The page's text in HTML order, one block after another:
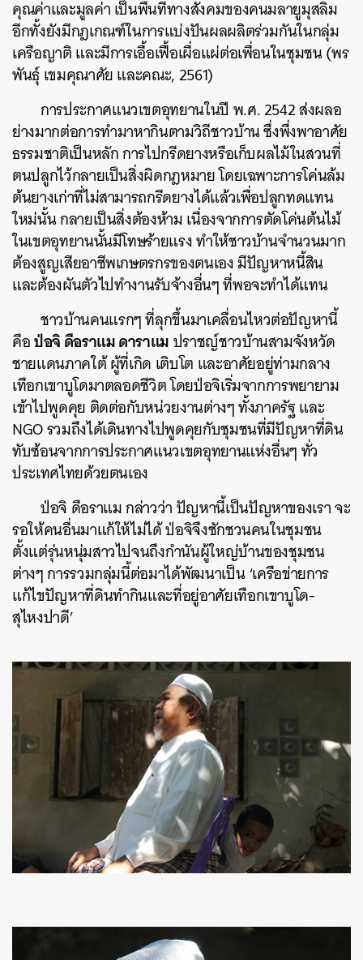
คุณค่าและมูลค่า เป็นพื้นที่ทางสังคมของคนมลายูมุสลิม
อีกทั้งยังมีกฎเกณฑ์ในการแบ่งปันผลผลิตร่วมกันในกลุ่ม
เครือญาติ และมีการเอื้อเฟื้อเผื่อแผ่ต่อเพื่อนในชุมชน (พร
พันธุ์ เขมคุณาศัย และคณะ, 2561)
การประกาศแนวเขตอุทยานในปี พ.ศ. 2542 ส่งผลอ
ย่างมากต่อการทำมาหากินตามวิถีชาวบ้าน ซึ่งพึ่งพาอาศัย
ธรรมชาติเป็นหลัก การไปกรีดยางหรือเก็บผลไม้ในสวนที่
ตนปลูกไว้กลายเป็นสิ่งผิดกฎหมาย โดยเฉพาะการโค่นล้ม
ต้นยางเก่าที่ไม่สามารถกรีดยางได้แล้วเพื่อปลูกทดแทน
ใหม่นั้น กลายเป็นสิ่งต้องห้าม เนื่องจากการตัดโค่นต้นไม้
ในเขตอุทยานนั้นมีโทษร้ายแรง ทำให้ชาวบ้านจำนวนมาก
ต้องสูญเสียอาชีพเกษตรกรของตนเอง มีปัญหาหนี้สิน
และต้องผันตัวไปทำงานรับจ้างอื่นๆ ที่พอจะทำได้แทน
ชาวบ้านคนแรกๆ ที่ลุกขึ้นมาเคลื่อนไหวต่อปัญหานี้
คือป่อจิ ดือราแม ดาราแมปราชญ์ชาวบ้านสามจังหวัด
ชายแดนภาคใต้ ผู้ที่เกิด เติบโต และอาศัยอยู่ท่ามกลาง
เทือกเขาบูโดมาตลอดชีวิต โดยป่อจิเริ่มจากการพยายาม
เข้าไปพูดคุย ติดต่อกับหน่วยงานต่างๆ ทั้งภาครัฐ และ
NGO รวมถึงได้เดินทางไปพูดคุยกับชุมชนที่มีปัญหาที่ดิน
ทับซ้อนจากการประกาศแนวเขตอุทยานแห่งอื่นๆ ทั่ว
ประเทศไทยด้วยตนเอง
ป่อจิ ดือราแม กล่าวว่า ปัญหานี้เป็นปัญหาของเรา จะ
รอให้คนอื่นมาแก้ให้ไม่ได้ ป่อจิจึงชักชวนคนในชุมชน
ตั้งแต่รุ่นหนุ่มสาวไปจนถึงกำนันผู้ใหญ่บ้านของชุมชน
ต่างๆ การรวมกลุ่มนี้ต่อมาได้พัฒนาเป็น ‘เครือข่ายการ
แก้ไขปัญหาที่ดินทำกินและที่อยู่อาศัยเทือกเขาบูโด-
สุไหงปาดี’